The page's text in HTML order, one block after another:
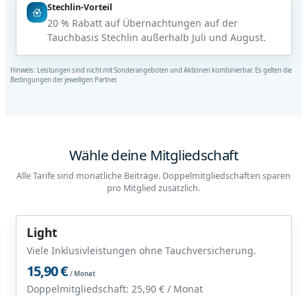
Stechlin-Vorteil
20 % Rabatt auf Übernachtungen auf der
Tauchbasis Stechlin außerhalb Juli und August.
Hinweis: Leistungen sind nicht mit Sonderangeboten und Aktionen kombinierbar. Es gelten die
Bedingungen der jeweiligen Partner.
Wähle deine Mitgliedschaft
Alle Tarife sind monatliche Beiträge. Doppelmitgliedschaften sparen
pro Mitglied zusätzlich.
Light
Viele Inklusivleistungen ohne Tauchversicherung.
15,90 € / Monat
Doppelmitgliedschaft: 25,90 € / Monat